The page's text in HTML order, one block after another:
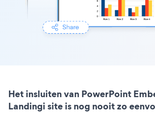
Het insluiten van PowerPoint
Landingi site is nog nooit zo